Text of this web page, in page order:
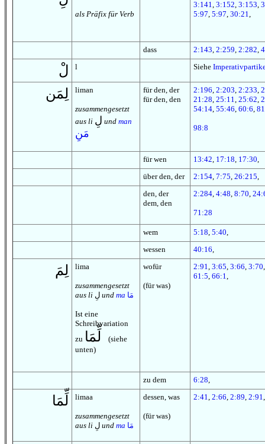
als Präfix für Verb
3:141, 3:152, 3:153,
5:97, 5:97, 30:21,
dass 2:143, 2:259, 2:282,
لْ l Siehe
لِمَن liman
zusammengesetzt
aus li لِ und man
مَنِ
für den, der
für den, den
2:196, 2:203, 2:233,
21:28, 25:11, 25:62,
54:14, 55:46, 60:6,
98:8
für wen 13:42, 17:18, 17:30,
über den, der
2:154, 7:75, 26:215,
den, der
dem, den
2:284, 4:48, 8:70,
71:28
wem 5:18, 5:40,
wessen
40:16,
لِمَ lima
zusammengesetzt
aus li لِ und ma مَا
Ist eine
Schreibvariation
zu
لِّمَا(siehe
unten)
wofür
(für was)
2:91, 3:65, 3:66, 3:70
61:5, 66:1,
zu dem 6:28,
لِّمَا limaa
zusammengesetzt
aus li لِ und ma مَا
dessen, was
(für was)
2:41, 2:66, 2:89, 2:91